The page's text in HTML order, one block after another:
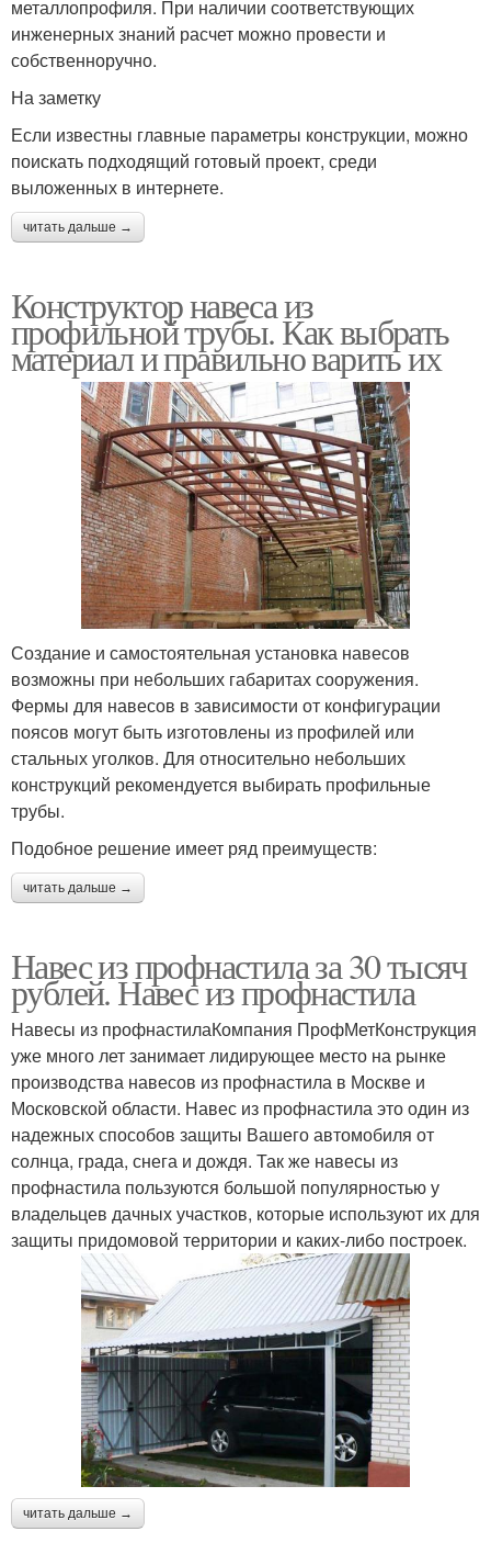
металлопрофиля. При наличии соответствующих
инженерных знаний расчет можно провести и
собственноручно.
На заметку
Если известны главные параметры конструкции, можно
поискать подходящий готовый проект, среди
выложенных в интернете.
читать дальше →
Конструктор навеса из
профильной трубы. Как выбрать
материал и правильно варить их
Создание и самостоятельная установка навесов
возможны при небольших габаритах сооружения.
Фермы для навесов в зависимости от конфигурации
поясов могут быть изготовлены из профилей или
стальных уголков. Для относительно небольших
конструкций рекомендуется выбирать профильные
трубы.
Подобное решение имеет ряд преимуществ:
читать дальше →
Навес из профнастила за 30 тысяч
рублей. Навес из профнастила
Навесы из профнастилаКомпания ПрофМетКонструкция
уже много лет занимает лидирующее место на рынке
производства навесов из профнастила в Москве и
Московской области. Навес из профнастила это один из
надежных способов защиты Вашего автомобиля от
солнца, града, снега и дождя. Так же навесы из
профнастила пользуются большой популярностью у
владельцев дачных участков, которые используют их для
защиты придомовой территории и каких-либо построек.
читать дальше →